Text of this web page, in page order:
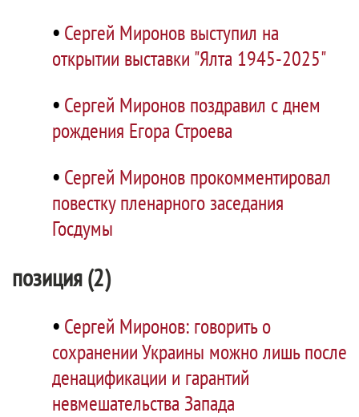
• Сергей Миронов выступил на
открытии выставки "Ялта 1945-2025"
• Сергей Миронов поздравил с днем
рождения Егора Строева
• Сергей Миронов прокомментировал
повестку пленарного заседания
Госдумы
позиция (2)
• Сергей Миронов: говорить о
сохранении Украины можно лишь после
денацификации и гарантий
невмешательства Запада